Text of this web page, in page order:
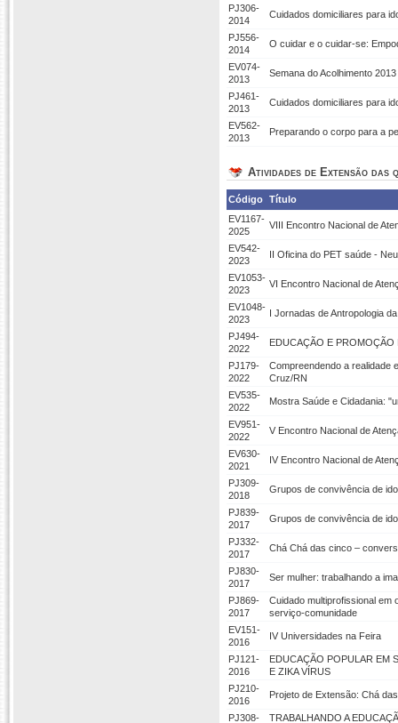
PJ306-
2014
Cuidados domiciliares para
PJ556-
2014
O cuidar e o cuidar-se:
EV074-
2013
Semana do Acolhimento 2013
PJ461-
2013
Cuidados domiciliares para
EV562-
2013
Preparando o corpo para a
Atividades de Extensão das
Código Título
EV1167-
2025
VIII Encontro Nacional de
EV542-
2023
II Oficina do PET saúde -
EV1053-
2023
VI Encontro Nacional de
EV1048-
2023
I Jornadas de Antropologia
PJ494-
2022
EDUCAÇÃO E
PJ179-
2022
Compreendendo a realidade
Cruz/RN
EV535-
2022
Mostra Saúde e Cidadania:
EV951-
2022
V Encontro Nacional de
EV630-
2021
IV Encontro Nacional de
PJ309-
2018
Grupos de convivência de
PJ839-
2017
Grupos de convivência de
PJ332-
2017
Chá Chá das cinco –
PJ830-
2017
Ser mulher: trabalhando a
PJ869-
2017
Cuidado multiprofissional em
serviço-comunidade
EV151-
2016
IV Universidades na Feira
PJ121-
2016
EDUCAÇÃO POPULAR EM
E ZIKA VÍRUS
PJ210-
2016
Projeto de Extensão: Chá
PJ308-
TRABALHANDO A